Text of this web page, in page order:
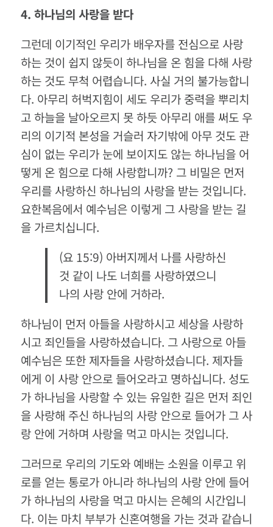
4. 하나님의 사랑을 받다
그런데 이기적인 우리가 배우자를 전심으로 사랑
하는 것이 쉽지 않듯이 하나님을 온 힘을 다해 사랑
하는 것도 무척 어렵습니다. 사실 거의 불가능합니
다. 아무리 허벅지힘이 세도 우리가 중력을 뿌리치
고 하늘을 날아오르지 못 하듯 아무리 애를 써도 우
리의 이기적 본성을 거슬러 자기밖에 아무 것도 관
심이 없는 우리가 눈에 보이지도 않는 하나님을 어
떻게 온 힘으로 다해 사랑합니까? 그 비밀은 먼저
우리를 사랑하신 하나님의 사랑을 받는 것입니다.
요한복음에서 예수님은 이렇게 그 사랑을 받는 길
을 가르치십니다.
(요15:9) 아버지께서 나를 사랑하신
것 같이 나도 너희를 사랑하였으니
나의 사랑 안에 거하라.
하나님이 먼저 아들을 사랑하시고 세상을 사랑하
시고 죄인들을 사랑하셨습니다. 그 사랑으로 아들
예수님은 또한 제자들을 사랑하셨습니다. 제자들
에게 이 사랑 안으로 들어오라고 명하십니다. 성도
가 하나님을 사랑할 수 있는 유일한 길은 먼저 죄인
을 사랑해 주신 하나님의 사랑 안으로 들어가 그 사
랑 안에 거하며 사랑을 먹고 마시는 것입니다.
그러므로 우리의 기도와 예배는 소원을 이루고 위
로를 얻는 통로가 아니라 하나님의 사랑 안에 들어
가 하나님의 사랑을 먹고 마시는 은혜의 시간입니
다. 이는 마치 부부가 신혼여행을 가는 것과 같습니